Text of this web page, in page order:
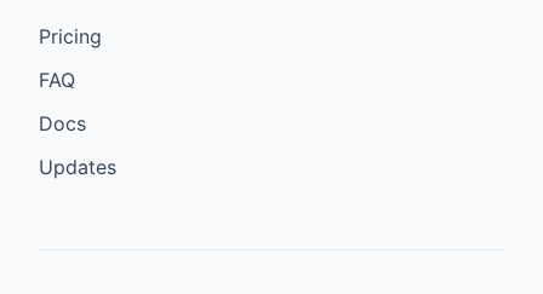
Pricing
FAQ
Docs
Updates